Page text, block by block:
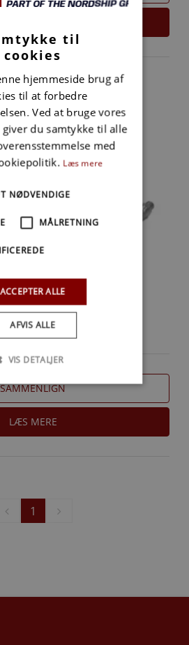
SAMMENLIGN
LÆS MERE
1
til
cookies
hjemmeside brug af
til at forbedre
Ved at bruge vores
du samtykke til alle
med
Læs mere
NØDVENDIGE
MÅLRETNING
ACCEPTER ALLE
AFVIS ALLE
VIS DETALJER